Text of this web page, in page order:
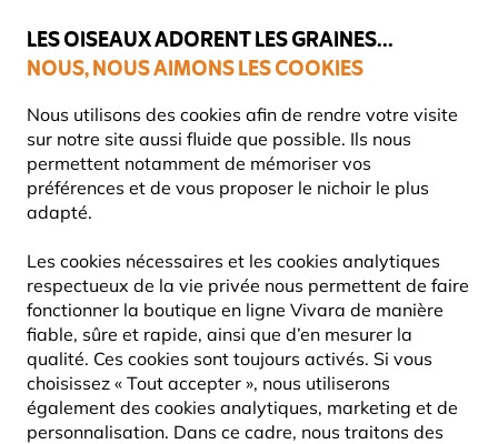
LES OISEAUX ADORENT LES GRAINES...
NOUS, NOUS AIMONS LES COOKIES
Nous utilisons des cookies afin de rendre votre visite
sur notre site aussi fluide que possible. Ils nous
permettent notamment de mémoriser vos
préférences et de vous proposer le nichoir le plus
adapté.
Les cookies nécessaires et les cookies analytiques
respectueux de la vie privée nous permettent de faire
fonctionner la boutique en ligne Vivara de manière
fiable, sûre et rapide, ainsi que d’en mesurer la
qualité. Ces cookies sont toujours activés. Si vous
choisissez « Tout accepter », nous utiliserons
également des cookies analytiques, marketing et de
personnalisation. Dans ce cadre, nous traitons des
catégories.
Très bien noté dans 11 pays
Livraison express gratuite dès 59 €
Accrochez vos gîtes à chauves-souris
SOURIS
FAITES LA DIFFÉRENCE AUPRÈS DE
NOS AMIS NOCTURNES